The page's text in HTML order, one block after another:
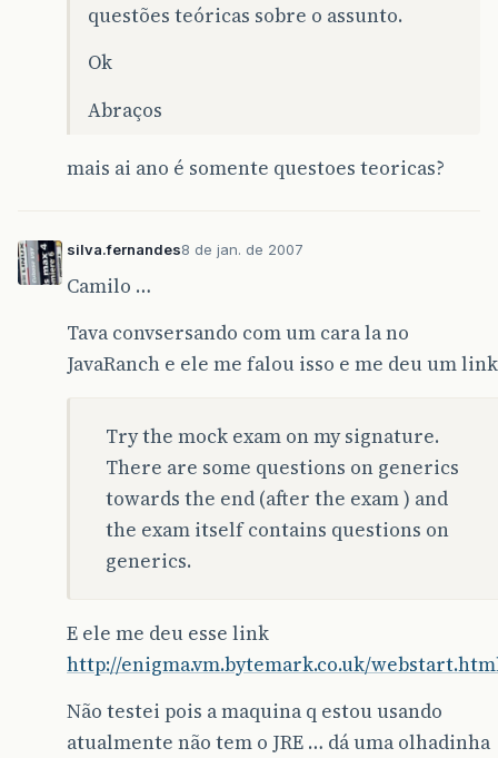
questões teóricas sobre o assunto.
Ok
Abraços
mais ai ano é somente questoes teoricas?
silva.fernandes8 de jan. de 2007
Camilo …
Tava convsersando com um cara la no
JavaRanch e ele me falou isso e me deu um
Try the mock exam on my signature.
There are some questions on generics
towards the end (after the exam ) and
the exam itself contains questions on
generics.
E ele me deu esse link
http://enigma.vm.bytemark.co.uk/
Não testei pois a maquina q estou usando
atualmente não tem o JRE … dá uma olhadinha